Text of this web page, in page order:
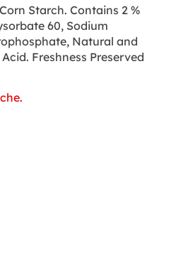
Starch. Contains 2 %
60, Sodium
Natural and
Freshness Preserved